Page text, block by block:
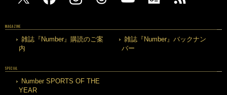
MAGAZINE
雑誌『Number』購読のご案
内
雑誌『Number』バックナン
バー
SPECIAL
Number SPORTS OF THE
YEAR